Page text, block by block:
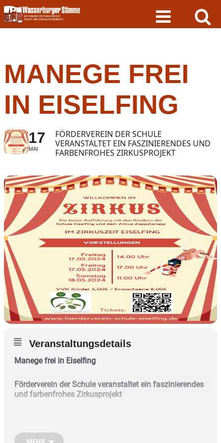
Skip
to
content
MANEGE FREI
IN EISELFING
17
MAI
FÖRDERVEREIN DER SCHULE
VERANSTALTET EIN FASZINIERENDES UND
FARBENFROHES ZIRKUSPROJEKT
Veranstaltungsdetails
Manege frei in Eiselfing
Förderverein der Schule veranstaltet ein faszinierendes
und farbenfrohes Zirkusprojekt
veranstaltet ein faszinierendes und